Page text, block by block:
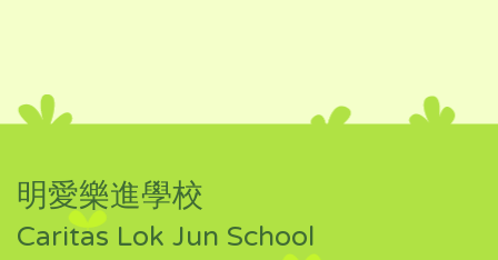
明愛樂進學校
Caritas Lok Jun School